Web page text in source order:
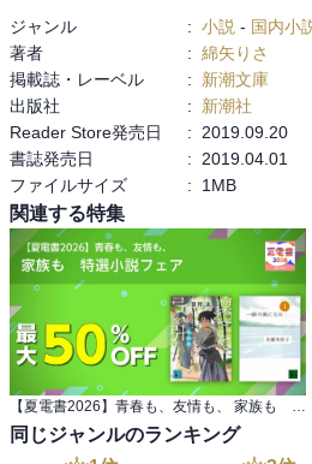
『昔ながらの町家をカフェやレストラ
出しの梁を見ながらトマトパスタを食
間には無かった発想だ、京都を住む場
のある歴史深い場所として捉えられる
『改めて私にとっては海といえば琵琶湖
『自分の故郷に帰ってきたからほっと
京都の風に身体を洗われる感覚がある
『京都人なら、どや、やなくて、どう
『地縛霊っていう言葉があるけど、京
方や』
他にもあげるときりが無いが、京都な
ジャンル : 小説 - 国内小
著者
: 綿矢りさ
掲載誌・レーベル
:
新潮文庫
出版社
:
新潮社
Reader Store発売日
:
2019.09.20
書誌発売日
:
2019.04.01
ファイルサイズ
: 1MB
関連する特集
【夏電書2026】青春も、友情も、 家族も 特選小説フェア
同じジャンルのランキング